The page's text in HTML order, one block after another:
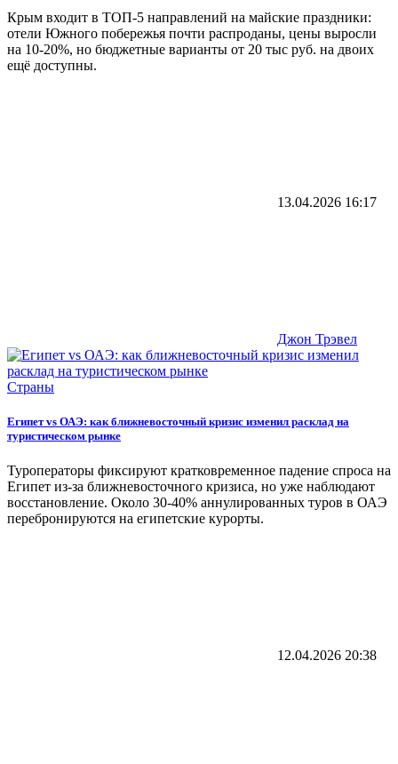
Крым входит в ТОП-5 направлений на майские праздники:
отели Южного побережья почти распроданы, цены выросли
на 10-20%, но бюджетные варианты от 20 тыс руб. на двоих
ещё доступны.
13.04.2026 16:17
Джон Трэвел
Страны
Египет vs ОАЭ: как ближневосточный кризис изменил расклад на
туристическом рынке
Туроператоры фиксируют кратковременное падение спроса на
Египет из-за ближневосточного кризиса, но уже наблюдают
восстановление. Около 30-40% аннулированных туров в ОАЭ
перебронируются на египетские курорты.
12.04.2026 20:38